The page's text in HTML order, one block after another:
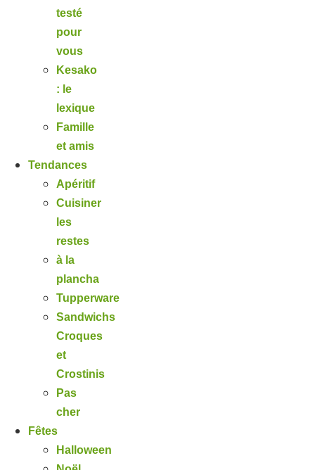
testé
pour
vous
Kesako
: le
lexique
Famille
et amis
Tendances
Apéritif
Cuisiner
les
restes
à la
plancha
Tupperware
Sandwichs
Croques
et
Crostinis
Pas
cher
Fêtes
Halloween